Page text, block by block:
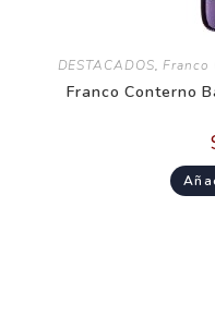
DESTACADOS,Franco
Franco Conterno